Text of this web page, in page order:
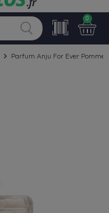
0
chevron_right Parfum Anju For Ever Pomme